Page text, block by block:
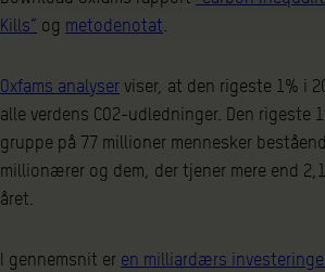
Kills” og metodenotat.
Oxfams analyser viser, at den rigeste 1% i
alle verdens CO2-udledninger. Den rigeste
gruppe på 77 millioner mennesker
millionærer og dem, der tjener mere end
året.
I gennemsnit er en milliardærs